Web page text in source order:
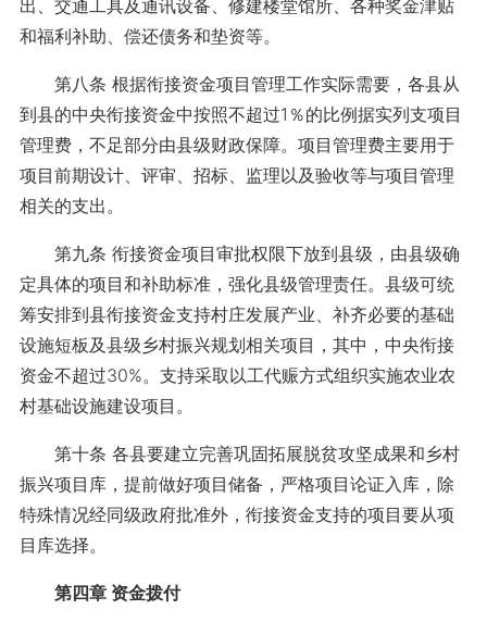
出、交通工具及通讯设备、修建楼堂馆所、各种奖金津贴
和福利补助、偿还债务和垫资等。
第八条 根据衔接资金项目管理工作实际需要，各县从
到县的中央衔接资金中按照不超过1％的比例据实列支项目
管理费，不足部分由县级财政保障。项目管理费主要用于
项目前期设计、评审、招标、监理以及验收等与项目管理
相关的支出。
第九条 衔接资金项目审批权限下放到县级，由县级确
定具体的项目和补助标准，强化县级管理责任。县级可统
筹安排到县衔接资金支持村庄发展产业、补齐必要的基础
设施短板及县级乡村振兴规划相关项目，其中，中央衔接
资金不超过30%。支持采取以工代赈方式组织实施农业农
村基础设施建设项目。
第十条 各县要建立完善巩固拓展脱贫攻坚成果和乡村
振兴项目库，提前做好项目储备，严格项目论证入库，除
特殊情况经同级政府批准外，衔接资金支持的项目要从项
目库选择。
第四章 资金拨付